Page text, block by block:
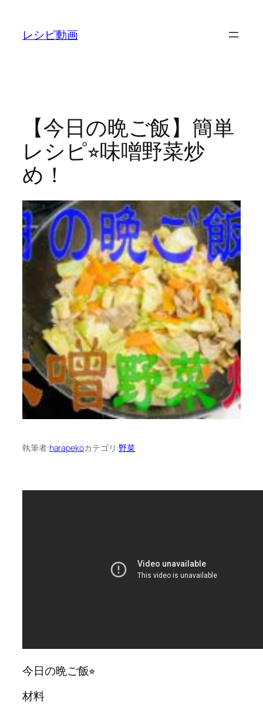
レシピ動画
【今日の晩ご飯】簡単
レシピ⭐︎味噌野菜炒
め！
執筆者:harapekoカテゴリ:野菜
今日の晩ご飯⭐︎
材料